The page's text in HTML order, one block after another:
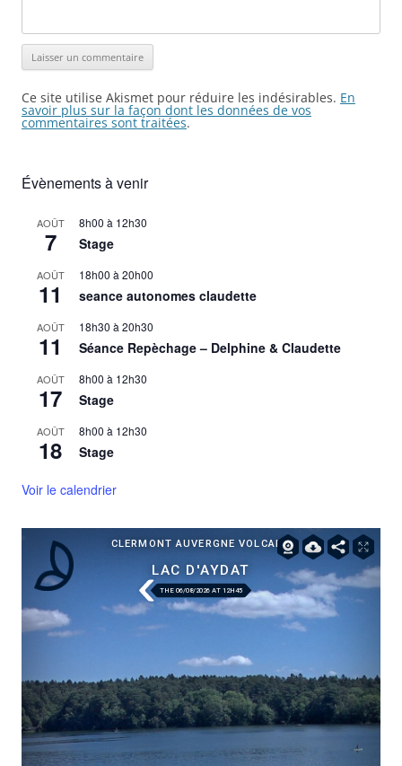
Ce site utilise Akismet pour réduire les indésirables. En
savoir plus sur la façon dont les données de vos
commentaires sont traitées.
Évènements à venir
AOÛT
7
8h00 à 12h30
Stage
AOÛT
11
18h00 à 20h00
seance autonomes claudette
AOÛT
11
18h30 à 20h30
Séance Repèchage – Delphine & Claudette
AOÛT
17
8h00 à 12h30
Stage
AOÛT
18
8h00 à 12h30
Stage
Voir le calendrier